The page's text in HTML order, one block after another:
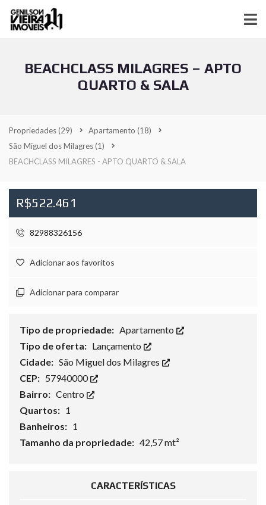
BEACHCLASS MILAGRES – APTO
QUARTO & SALA
Propriedades(29) Apartamento (18)
São Miguel dos Milagres(1)
BEACHCLASS MILAGRES - APTO QUARTO & SALA
R$522.461
82988326156
Adicionar aos favoritos
Adicionar para comparar
Tipo de propriedade: Apartamento
Tipo de oferta: Lançamento
Cidade: São Miguel dos Milagres
CEP: 57940000
Bairro: Centro
Quartos: 1
Banheiros: 1
Tamanho da propriedade: 42,57 mt²
CARACTERÍSTICAS